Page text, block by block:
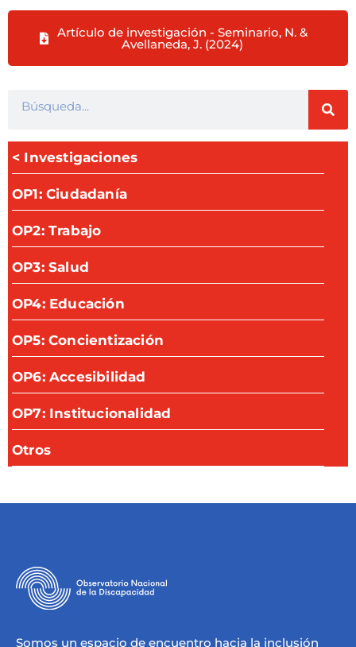
Artículo de investigación - Seminario, N. &
Avellaneda, J. (2024)
< Investigaciones
OP1: Ciudadanía
OP2: Trabajo
OP3: Salud
OP4: Educación
OP5: Concientización
OP6: Accesibilidad
OP7: Institucionalidad
Otros
Somos un espacio de encuentro hacia la inclusión